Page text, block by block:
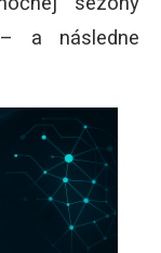
a následne